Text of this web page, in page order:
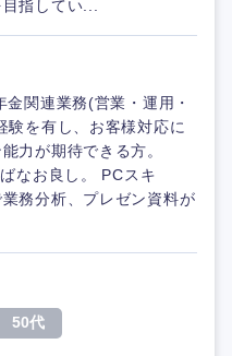
指してい...
関連業務(営業・運用・
験を有し、お客様対応に
力が期待できる方。
なお良し。 PCスキ
務分析、プレゼン資料が
50代